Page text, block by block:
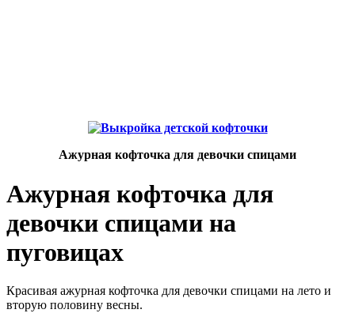
Ажурная кофточка для девочки спицами
Ажурная кофточка для
девочки спицами на
пуговицах
Красивая ажурная кофточка для девочки спицами на лето и
вторую половину весны.